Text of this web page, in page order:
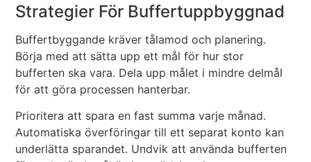
Strategier För Buffertuppbyggnad
Buffertbyggande kräver tålamod och planering.
Börja med att sätta upp ett mål för hur stor
bufferten ska vara. Dela upp målet i mindre delmål
för att göra processen hanterbar.
Prioritera att spara en fast summa varje månad.
Automatiska överföringar till ett separat konto kan
underlätta sparandet. Undvik att använda bufferten